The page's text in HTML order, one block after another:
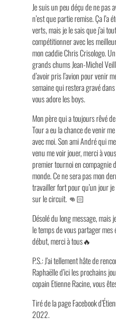
Je suis un peu déçu de ne pas
n’est que partie remise. Ça l’a
verts, mais je le sais que j’ai
compétitionner avec les
mon caddie Chris Crisologo.
grands chums Jean-Michel
d’avoir pris l’avion pour venir
semaine qui restera gravé
vous adore les boys.
Mon père qui a toujours rêvé
Tour a eu la chance de venir
avec moi. Son ami André qui
venu me voir jouer, merci à
premier tournoi en compagnie
monde. Ce ne sera pas mon
travailler fort pour qu’un jour
sur le circuit. 👊🏻
Désolé du long message,
le temps de vous partager mes
début, merci à tous🔥
P.S.: J’ai tellement hâte de
Raphaëlle d’ici les prochains
copain Etienne Racine, vous
Tiré de la page Facebook
2022.